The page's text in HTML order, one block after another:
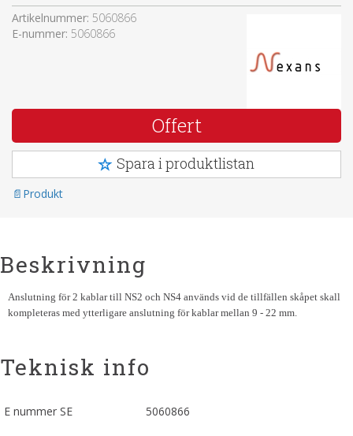
Artikelnummer: 5060866
E-nummer: 5060866
Offert
Spara i produktlistan
Produkt
Beskrivning
Anslutning för 2 kablar till NS2 och NS4 används vid de tillfällen skåpet skall
kompleteras med ytterligare anslutning för kablar mellan 9 - 22 mm.
Teknisk info
E nummer SE 5060866